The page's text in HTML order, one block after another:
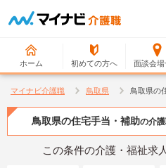
ホーム 初めての方へ 面談会
マイナビ介護職 鳥取県 鳥取県の
鳥取県の住宅手当・補助の介
この条件の介護・福祉求